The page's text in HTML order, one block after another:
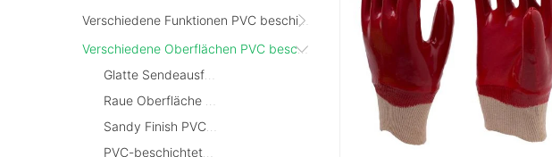
Verschiedene Funktionen PVC beschichtete Handschuhe
Verschiedene Oberflächen PVC beschichtete Handschuhe